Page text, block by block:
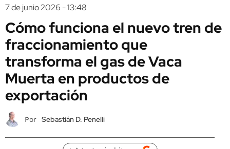
7 de junio 2026 - 13:48
Cómo funciona el nuevo tren de
fraccionamiento que
transforma el gas de Vaca
Muerta en productos de
exportación
Por Sebastián D. Penelli